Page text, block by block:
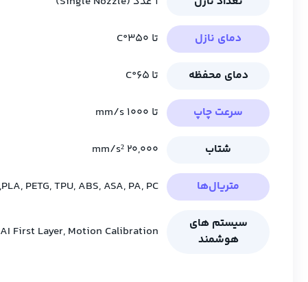
دمای نازل تا 350°C
دمای محفظه تا 65°C
سرعت چاپ تا 1000 mm/s
شتاب 20,000 mm/s²
متریال‌ها PLA, PETG, TPU, ABS, ASA, PA, PC, فیلامنت‌ های تقویت‌ شده
سیستم‌ های
هوشمند
AI First Layer, Motion Calibration, سنسور فیلامنت